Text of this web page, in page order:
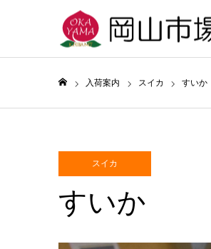
入荷案内 スイカ すいか
スイカ
すいか